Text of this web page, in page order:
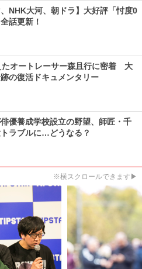
、NHK大河、朝ドラ】大好評「忖度0
話更新！
たオートレーサー森且行に密着 大
の復活ドキュメンタリー
優養成学校設立の野望、師匠・千
ラブルに…どうなる？
※横スクロールできます▶